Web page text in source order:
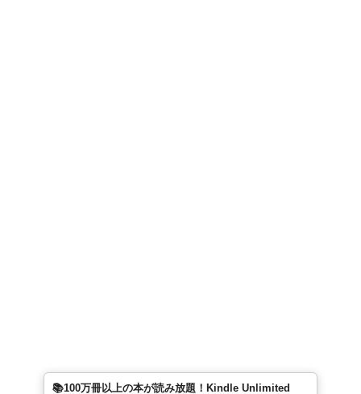
📚100万冊以上の本が読み放題！Kindle Unlimited